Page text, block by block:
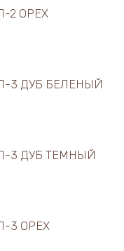
2 ОРЕХ
3 ДУБ БЕЛЕНЫЙ
3 ДУБ ТЕМНЫЙ
3 ОРЕХ